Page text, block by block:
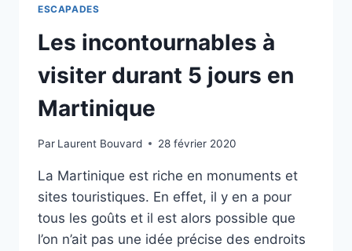
ESCAPADES
Les incontournables à
visiter durant 5 jours en
Martinique
Par Laurent Bouvard 28 février 2020
La Martinique est riche en monuments et
sites touristiques. En effet, il y en a pour
tous les goûts et il est alors possible que
l’on n’ait pas une idée précise des endroits